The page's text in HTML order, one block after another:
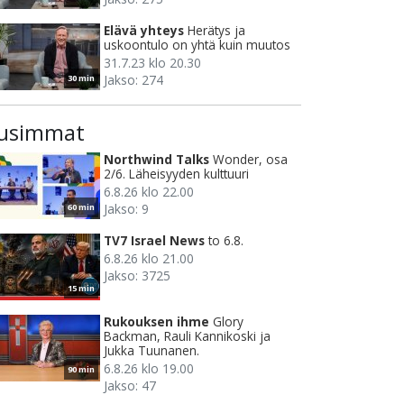
30 min
Elävä yhteys Herätys ja
uskoontulo on yhtä kuin muutos
31.7.23 klo 20.30
Jakso: 274
60 min
Northwind Talks Wonder, osa
2/6. Läheisyyden kulttuuri
6.8.26 klo 22.00
Jakso: 9
15 min
TV7 Israel News to 6.8.
6.8.26 klo 21.00
Jakso: 3725
90 min
Rukouksen ihme Glory
Backman, Rauli Kannikoski ja
Jukka Tuunanen.
6.8.26 klo 19.00
Jakso: 47